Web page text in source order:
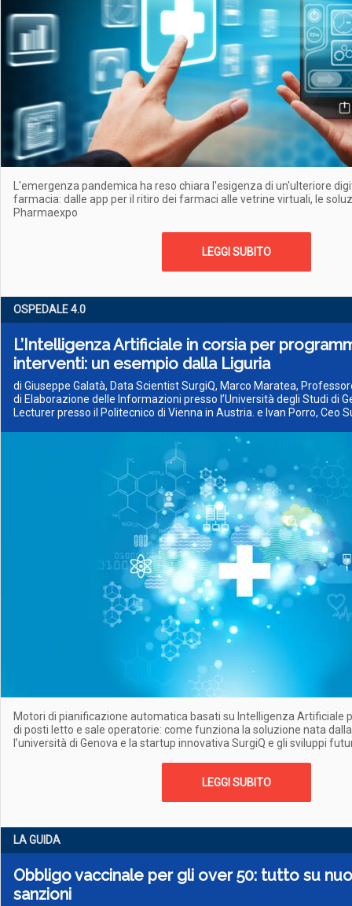
L'emergenza pandemica ha reso chiara l'esigenza di un'ulteriore
farmacia: dalle app per il ritiro dei farmaci alle vetrine virtuali, le
Pharmaexpo
LEGGI SUBITO
OSPEDALE 4­.0
L’Intelligenza Artificiale in corsia per
interventi: un esempio dalla Liguria
di Giuseppe Galatà, Data Scientist SurgiQ, Marco Maratea,
di Elaborazione delle Informazioni presso l’Università degli Studi di
Lecturer presso il Politecnico di Vienna in Austria. e Ivan Porro, Ceo
Motori di pianificazione automatica basati su Intelligenza Artificiale
di posti letto e sale operatorie: come funziona la soluzione nata
l’università di Genova e la startup innovativa SurgiQ e gli sviluppi
LEGGI SUBITO
LA GUIDA
Obbligo vaccinale per gli over 50: tutto su
sanzioni